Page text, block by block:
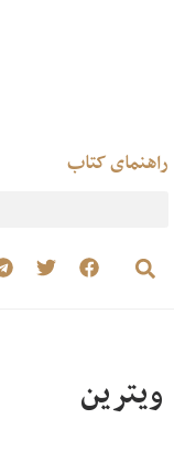
راهنمای کتاب
ویترین